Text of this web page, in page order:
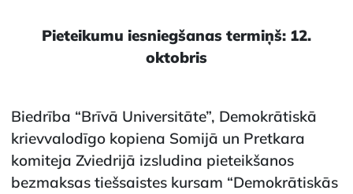
Pieteikumu iesniegšanas termiņš: 12.
oktobris
Biedrība “Brīvā Universitāte”, Demokrātiskā
krievvalodīgo kopiena Somijā un Pretkara
komiteja Zviedrijā izsludina pieteikšanos
bezmaksas tiešsaistes kursam “Demokrātiskās